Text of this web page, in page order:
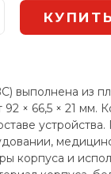
выполнена из
× 66,5 × 21 мм.
корпуса и